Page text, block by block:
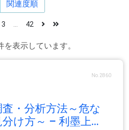
関連度順
表示しています。
3 42
No.2860
・分析方法～危な
け方～ – 利墨上...